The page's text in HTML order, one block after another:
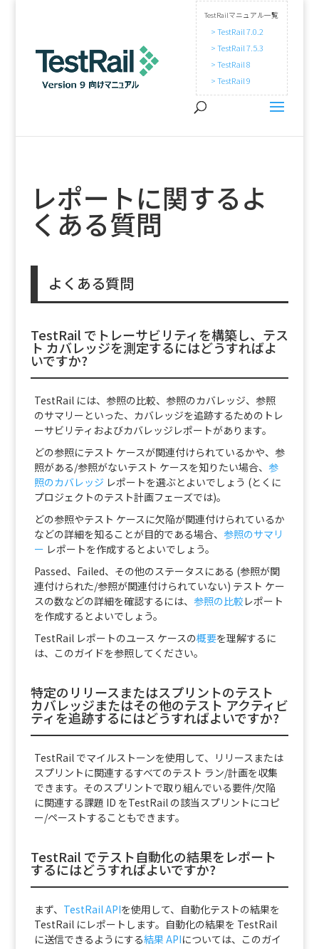
TestRailマニュアル一覧
> TestRail 7.0.2
> TestRail 7.5.3
> TestRail 8
> TestRail 9
レポートに関するよ
くある質問
よくある質問
TestRail でトレーサビリティを構築し、テス
ト カバレッジを測定するにはどうすればよ
いですか?
TestRail には、参照の比較、参照のカバレッジ、参照
のサマリーといった、カバレッジを追跡するためのトレ
ーサビリティおよびカバレッジレポートがあります。
どの参照にテスト ケースが関連付けられているかや、参
照がある/参照がないテスト ケースを知りたい場合、 参
照のカバレッジ レポートを選ぶとよいでしょう (とくに
プロジェクトのテスト計画フェーズでは)。
どの参照やテスト ケースに欠陥が関連付けられているか
などの詳細を知ることが目的である場合、 参照のサマリ
ー レポートを作成するとよいでしょう。
Passed、Failed、その他のステータスにある (参照が関
連付けられた/参照が関連付けられていない) テスト ケー
スの数などの詳細を確認するには、 参照の比較 レポート
を作成するとよいでしょう。
TestRail レポートのユース ケースの概要を理解するに
は、このガイドを参照してください。
特定のリリースまたはスプリントのテスト
カバレッジまたはその他のテスト アクティビ
ティを追跡するにはどうすればよいですか?
TestRail でマイルストーンを使用して、リリースまたは
スプリントに関連するすべてのテスト ラン/計画を収集
できます。そのスプリントで取り組んでいる要件/欠陥
に関連する課題 ID をTestRail の該当スプリントにコピ
ー/ペーストすることもできます。
TestRail でテスト自動化の結果をレポート
するにはどうすればよいですか?
まず、 TestRail APIを使用して、自動化テストの結果を
TestRail にレポートします。自動化の結果を TestRail
に送信できるようにする結果 APIについては、このガイ